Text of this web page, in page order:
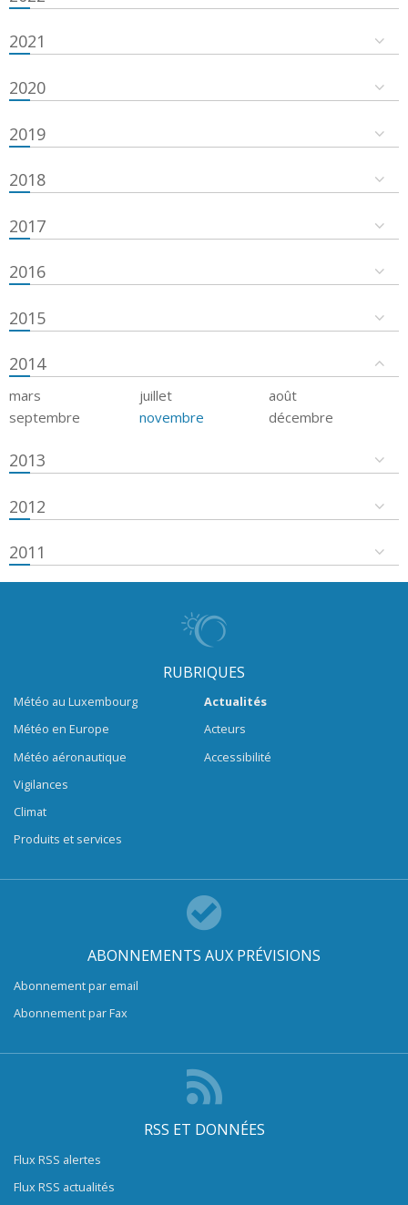
2021
2020
2019
2018
2017
2016
2015
2014
mars juillet
août
septembre
novembre décembre
2013
2012
2011
RUBRIQUES
Météo au Luxembourg
Météo en Europe
Météo aéronautique
Vigilances
Climat
Produits et services
Actualités
Acteurs
Accessibilité
ABONNEMENTS AUX PRÉVISIONS
Abonnement par email
Abonnement par Fax
RSS ET DONNÉES
Flux RSS alertes
Flux RSS actualités